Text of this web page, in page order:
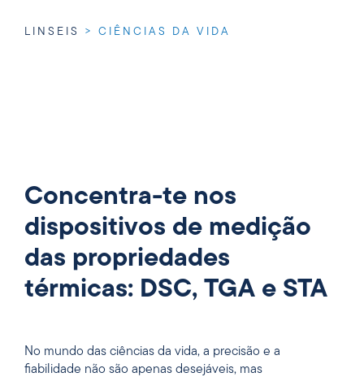
LINSEIS > CIÊNCIAS DA VIDA
Concentra-te nos
dispositivos de medição
das propriedades
térmicas: DSC, TGA e STA
No mundo das ciências da vida, a precisão e a
fiabilidade não são apenas desejáveis, mas